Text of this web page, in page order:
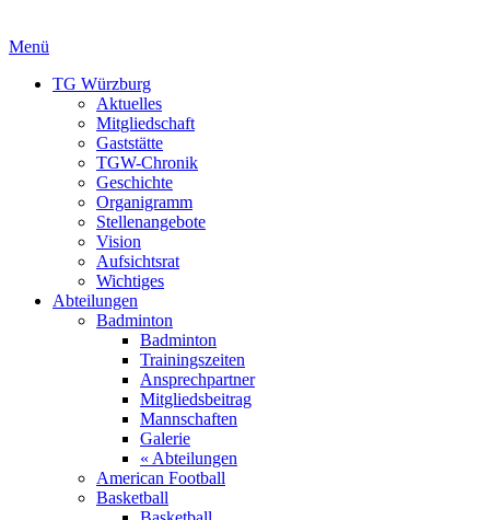
Menü
TG Würzburg
Aktuelles
Mitgliedschaft
Gaststätte
TGW-Chronik
Geschichte
Organigramm
Stellenangebote
Vision
Aufsichtsrat
Wichtiges
Abteilungen
Badminton
Badminton
Trainingszeiten
Ansprechpartner
Mitgliedsbeitrag
Mannschaften
Galerie
« Abteilungen
American Football
Basketball